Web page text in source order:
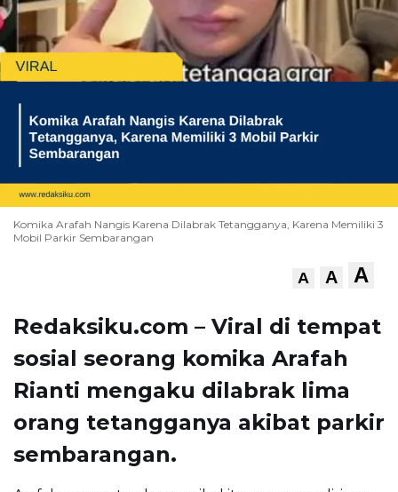
Komika Arafah Nangis Karena Dilabrak Tetangganya, Karena Memiliki 3
Mobil Parkir Sembarangan
A A A
Redaksiku.com – Viral di tempat
sosial seorang komika Arafah
Rianti mengaku dilabrak lima
orang tetangganya akibat parkir
sembarangan.